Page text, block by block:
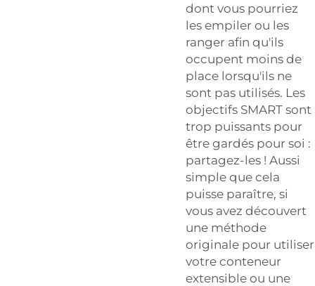
dont vous pourriez
les empiler ou les
ranger afin qu'ils
occupent moins de
place lorsqu'ils ne
sont pas utilisés. Les
objectifs SMART sont
trop puissants pour
être gardés pour soi :
partagez-les ! Aussi
simple que cela
puisse paraître, si
vous avez découvert
une méthode
originale pour utiliser
votre conteneur
extensible ou une